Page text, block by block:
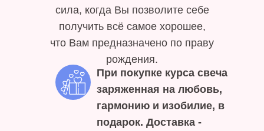
сила, когда Вы позволите себе
получить всё самое хорошее,
что Вам предназначено по праву
рождения.
При покупке курса свеча
заряженная на любовь,
гармонию и изобилие, в
подарок. Доставка -